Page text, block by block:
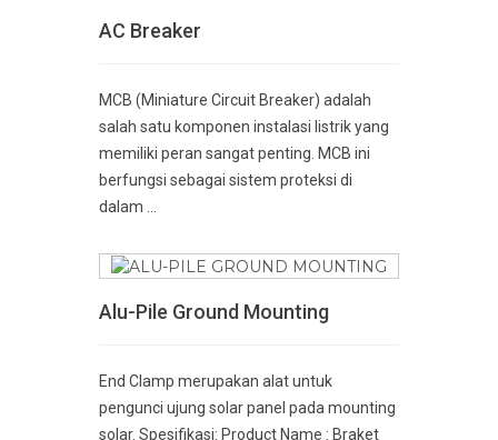
AC Breaker
MCB (Miniature Circuit Breaker) adalah
salah satu komponen instalasi listrik yang
memiliki peran sangat penting. MCB ini
berfungsi sebagai sistem proteksi di
dalam ...
Alu-Pile Ground Mounting
End Clamp merupakan alat untuk
pengunci ujung solar panel pada mounting
solar. Spesifikasi: Product Name : Braket